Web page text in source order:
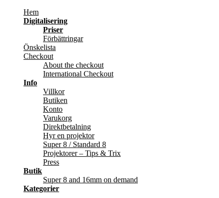
Hem
Digitalisering
Priser
Förbättringar
Önskelista
Checkout
About the checkout
International Checkout
Info
Villkor
Butiken
Konto
Varukorg
Direktbetalning
Hyr en projektor
Super 8 / Standard 8
Projektorer – Tips & Trix
Press
Butik
Super 8 and 16mm on demand
Kategorier